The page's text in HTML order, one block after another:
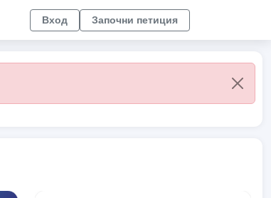
Вход Започни петиция